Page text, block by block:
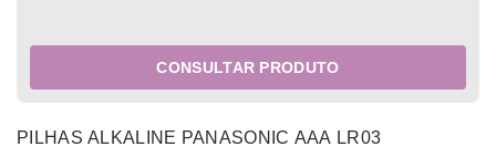
CONSULTAR PRODUTO
PILHAS ALKALINE PANASONIC AAA LR03